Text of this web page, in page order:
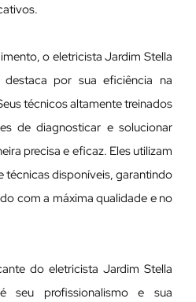
o eletricista Jardim Stella
por sua eficiência na
técnicos altamente treinados
de diagnosticar e solucionar
precisa e eficaz. Eles utilizam
técnicas disponíveis, garantindo
com a máxima qualidade e no
do eletricista Jardim Stella
seu profissionalismo e sua